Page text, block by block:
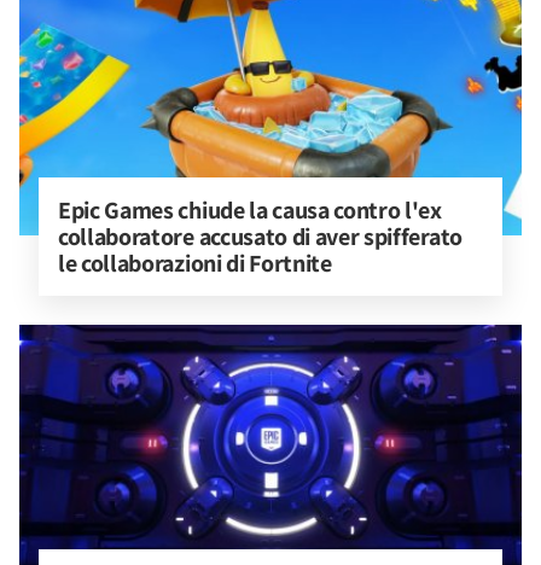
Epic Games chiude la causa contro l'ex
collaboratore accusato di aver spifferato
le collaborazioni di Fortnite